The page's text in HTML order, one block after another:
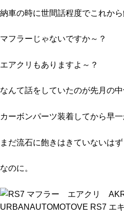
納車の時に世間話程度でこれか
マフラーじゃないですか～？
エアクリもありますよ～？
なんて話をしていたのが先月の中
カーボンパーツ装着してから早一
まだ流石に飽きはきていないはず
なのに。